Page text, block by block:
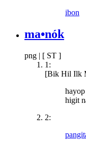
ibon
ma•nók
png | [ ST ]
1:
[Bik Hil Ilk
higit
2: